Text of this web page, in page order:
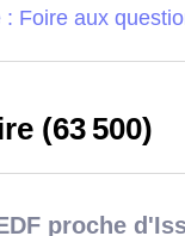
: Foire aux
(63 500)
proche